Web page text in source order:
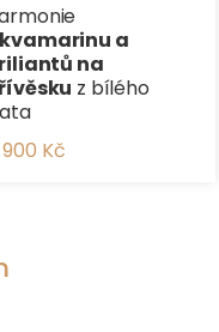
a
na
z bílého
900 Kč